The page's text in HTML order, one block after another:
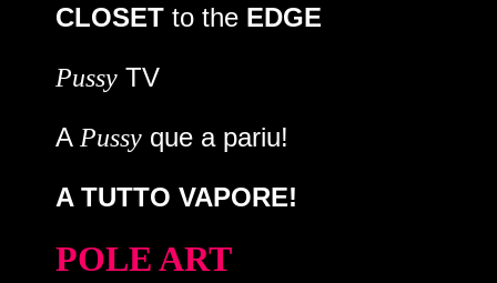
CLOSET to the EDGE
Pussy TV
A Pussy que a pariu!
A TUTTO VAPORE!
POLE ART